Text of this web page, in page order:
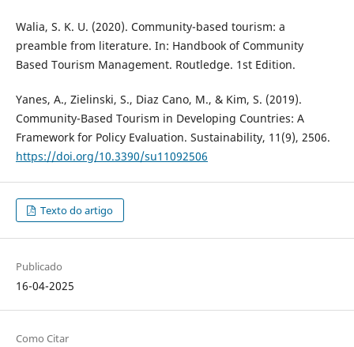
Walia, S. K. U. (2020). Community-based tourism: a
preamble from literature. In: Handbook of Community
Based Tourism Management. Routledge. 1st Edition.
Yanes, A., Zielinski, S., Diaz Cano, M., & Kim, S. (2019).
Community-Based Tourism in Developing Countries: A
Framework for Policy Evaluation. Sustainability, 11(9), 2506.
https://doi.org/10.3390/su11092506
Texto do artigo
Publicado
16-04-2025
Como Citar